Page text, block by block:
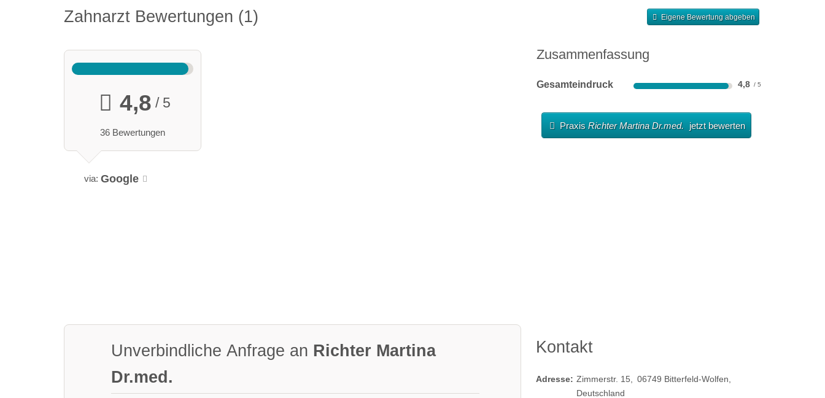
Zahnarzt Bewertungen 1 Eigene Bewertung abgeben
Zusammenfassung
Gesamteindruck 4,8
PraxisRichter Martina Dr.med. jetzt bewerten
4,8 / 5
36 Bewertungen
via: Google
Unverbindliche Anfrage an Richter Martina
Dr.med.
Kontakt
Adresse: Zimmerstr. 15 06749 Bitterfeld-Wolfen
Deutschland